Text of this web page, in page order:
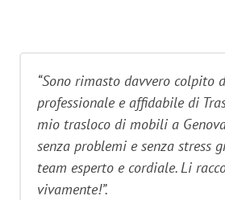
“Sono rimasto davvero colpito
professionale e affidabile di
mio trasloco di mobili a
senza problemi e senza stress
team esperto e cordiale. Li
vivamente!”.